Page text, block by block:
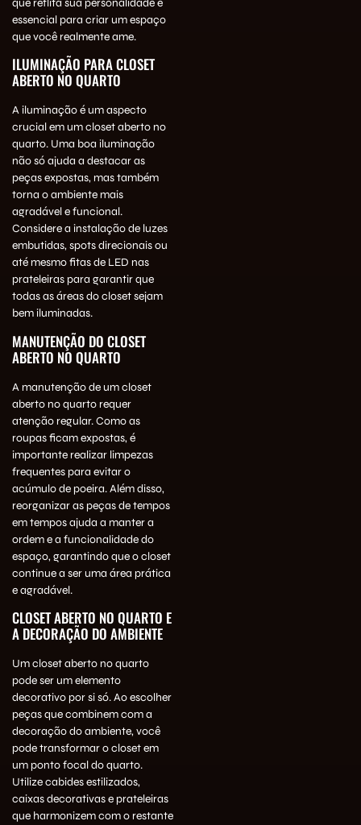
que reflita sua personalidade é
essencial para criar um espaço
que você realmente ame.
ILUMINAÇÃO PARA CLOSET
ABERTO NO QUARTO
A iluminação é um aspecto
crucial em um closet aberto no
quarto. Uma boa iluminação
não só ajuda a destacar as
peças expostas, mas também
torna o ambiente mais
agradável e funcional.
Considere a instalação de luzes
embutidas, spots direcionais ou
até mesmo fitas de LED nas
prateleiras para garantir que
todas as áreas do closet sejam
bem iluminadas.
MANUTENÇÃO DO CLOSET
ABERTO NO QUARTO
A manutenção de um closet
aberto no quarto requer
atenção regular. Como as
roupas ficam expostas, é
importante realizar limpezas
frequentes para evitar o
acúmulo de poeira. Além disso,
reorganizar as peças de tempos
em tempos ajuda a manter a
ordem e a funcionalidade do
espaço, garantindo que o closet
continue a ser uma área prática
e agradável.
CLOSET ABERTO NO QUARTO E
A DECORAÇÃO DO AMBIENTE
Um closet aberto no quarto
pode ser um elemento
decorativo por si só. Ao escolher
peças que combinem com a
decoração do ambiente, você
pode transformar o closet em
um ponto focal do quarto.
Utilize cabides estilizados,
caixas decorativas e prateleiras
que harmonizem com o restante